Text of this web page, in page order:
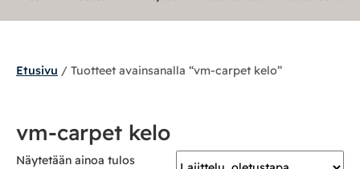
Nojatuolit
Etusivu / Tuotteet avainsanalla “vm-carpet kelo”
vm-carpet kelo
Näytetään ainoa tulos